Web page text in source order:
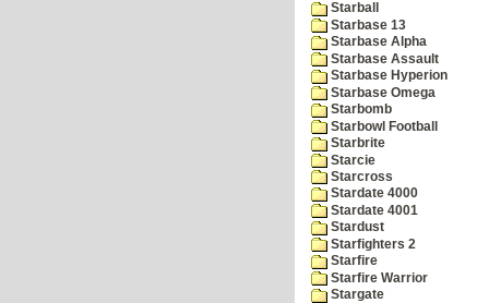
Starball
Starbase 13
Starbase Alpha
Starbase Assault
Starbase Hyperion
Starbase Omega
Starbomb
Starbowl Football
Starbrite
Starcie
Starcross
Stardate 4000
Stardate 4001
Stardust
Starfighters 2
Starfire
Starfire Warrior
Stargate